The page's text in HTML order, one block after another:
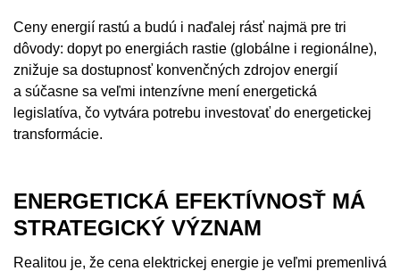
Ceny energií rastú a budú i naďalej rásť najmä pre tri
dôvody: dopyt po energiách rastie (globálne i regionálne),
znižuje sa dostupnosť konvenčných zdrojov energií
a súčasne sa veľmi intenzívne mení energetická
legislatíva, čo vytvára potrebu investovať do energetickej
transformácie.
ENERGETICKÁ EFEKTÍVNOSŤ MÁ
STRATEGICKÝ VÝZNAM
Realitou je, že cena elektrickej energie je veľmi premenlivá